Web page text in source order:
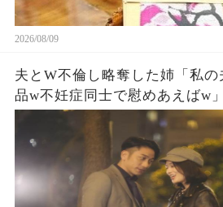
2026/08/09
夫とW不倫し略奪した姉「私の
品w不妊症同士で慰めあえばw
らないの？」直後、姉と夫が顔